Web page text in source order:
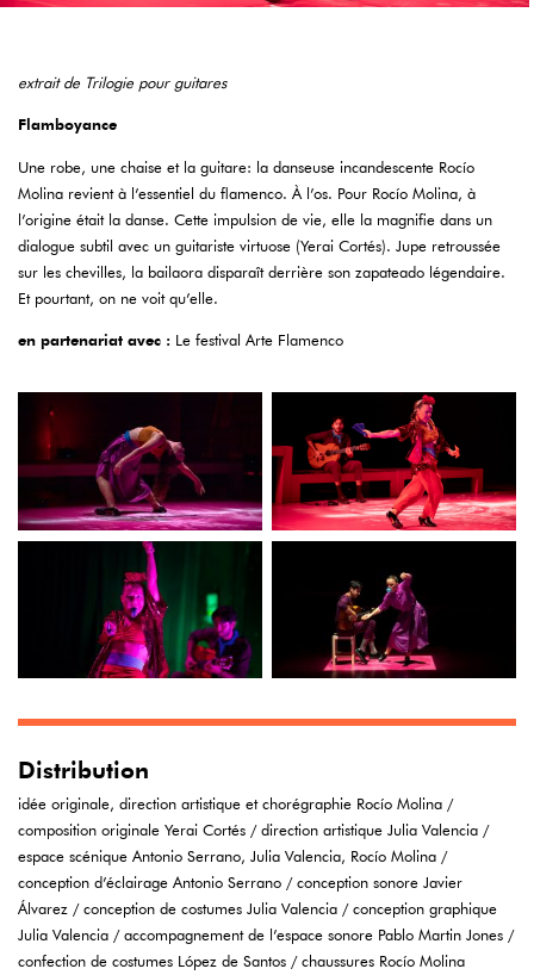
extrait de Trilogie pour guitares
Flamboyance
Une robe, une chaise et la guitare: la danseuse incandescente Rocío
Molina revient à l’essentiel du flamenco. À l’os. Pour Rocío Molina, à
l’origine était la danse. Cette impulsion de vie, elle la magnifie dans un
dialogue subtil avec un guitariste virtuose (Yerai Cortés). Jupe retroussée
sur les chevilles, la bailaora disparaît derrière son zapateado légendaire.
Et pourtant, on ne voit qu’elle.
en partenariat avec : Le festival Arte Flamenco
Distribution
idée originale, direction artistique et chorégraphie Rocío Molina /
composition originale Yerai Cortés / direction artistique Julia Valencia /
espace scénique Antonio Serrano, Julia Valencia, Rocío Molina /
conception d’éclairage Antonio Serrano / conception sonore Javier
Álvarez / conception de costumes Julia Valencia / conception graphique
Julia Valencia / accompagnement de l’espace sonore Pablo Martin Jones /
confection de costumes López de Santos / chaussures Rocío Molina